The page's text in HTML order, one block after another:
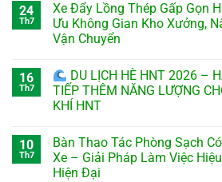
24
Th7
Xe Đẩy Lồng Thép Gấp Gọn
Ưu Không Gian Kho Xưởng,
Vận Chuyển
16
Th7
DU LỊCH HÈ HNT 2026 –
TIẾP THÊM NĂNG LƯỢNG
KHÍ HNT
10
Th7
Bàn Thao Tác Phòng Sạch
Xe – Giải Pháp Làm Việc
Hiện Đại